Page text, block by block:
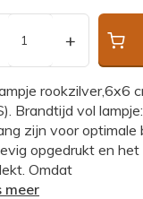
+
rookzilver,6x6
Brandtijd vol
zijn voor
opgedrukt en
Omdat
meer